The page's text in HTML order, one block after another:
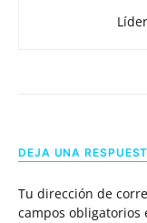
DEJA UNA
Tu dirección de
campos obligatorios